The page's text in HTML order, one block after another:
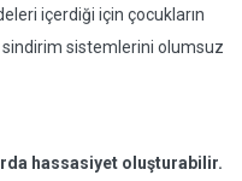
içerdiği için çocukların
sindirim sistemlerini olumsuz
hassasiyet oluşturabilir.